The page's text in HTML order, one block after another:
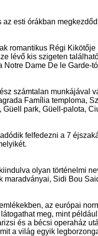
esti órákban
romantikus Régi
lévő kis szigeten
Dame De le Garde-
számtalan munkájával
Família temploma,
park, Güell-palota,
felfedezni a 7
olyan történelmi
Sidi Bou
az európai
meg, mint
és a bécsi operaház
a világ egyik